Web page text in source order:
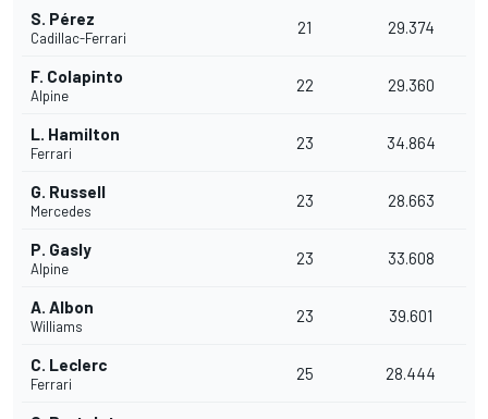
S. Pérez
Cadillac-Ferrari
21 29.374
F. Colapinto
Alpine
22 29.360
L. Hamilton
Ferrari
23 34.864
G. Russell
Mercedes
23 28.663
P. Gasly
Alpine
23 33.608
A. Albon
Williams
23 39.601
C. Leclerc
Ferrari
25 28.444